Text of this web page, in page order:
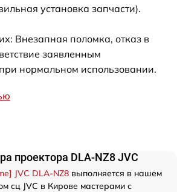
установка запчасти).
Внезапная поломка, отказ в
заявленным
нормальном использовании.
проектора DLA-NZ8 JVC
JVC DLA-NZ8 выполняется в нашем
сц JVC в Кирове мастерами с